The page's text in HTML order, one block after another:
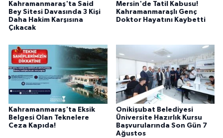
Kahramanmaraş'ta Said
Bey Sitesi Davasında 3 Kişi
Daha Hakim Karşısına
Çıkacak
Mersin'de Tatil Kabusu!
Kahramanmaraşlı Genç
Doktor Hayatını Kaybetti
Kahramanmaraş'ta Eksik
Belgesi Olan Teknelere
Ceza Kapıda!
Onikişubat Belediyesi
Üniversite Hazırlık Kursu
Başvurularında Son Gün 7
Ağustos